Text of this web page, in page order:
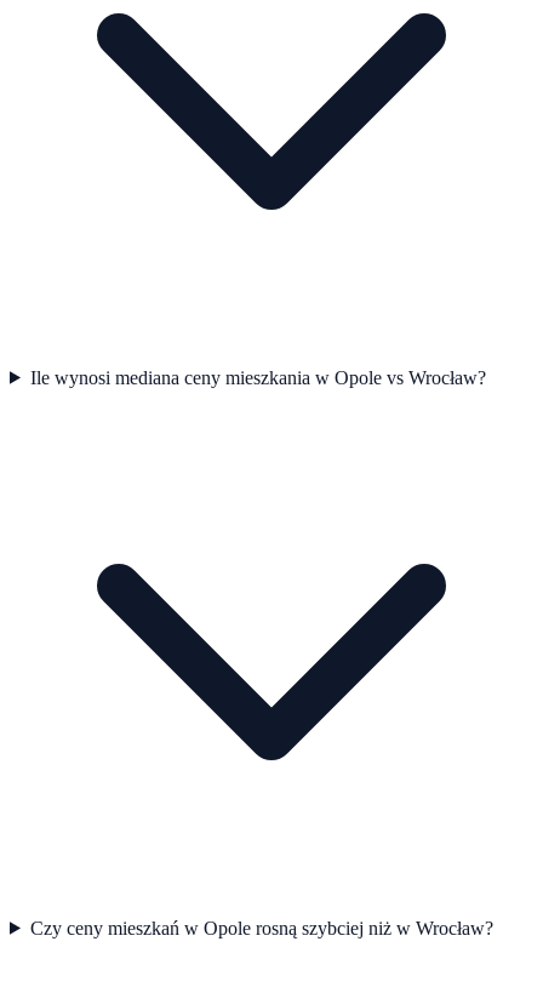
Ile wynosi mediana ceny mieszkania w Opole vs Wrocław?
Czy ceny mieszkań w Opole rosną szybciej niż w Wrocław?